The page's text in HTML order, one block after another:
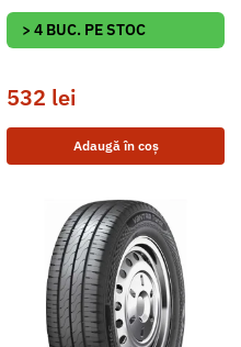
> 4 BUC. PE STOC
532 lei
Adaugă în coș